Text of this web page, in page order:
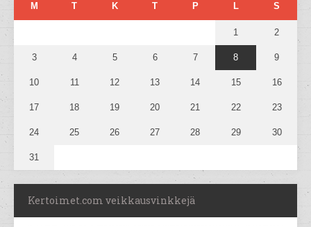
M T K T P L S
1 2
3 4 5 6 7 8 9
10 11 12 13 14 15 16
17 18 19 20 21 22 23
24 25 26 27 28 29 30
31
Kertoimet.com veikkausvinkkejä